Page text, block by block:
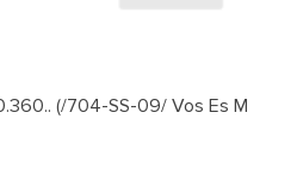
(/704-SS-09/ Vos Es M